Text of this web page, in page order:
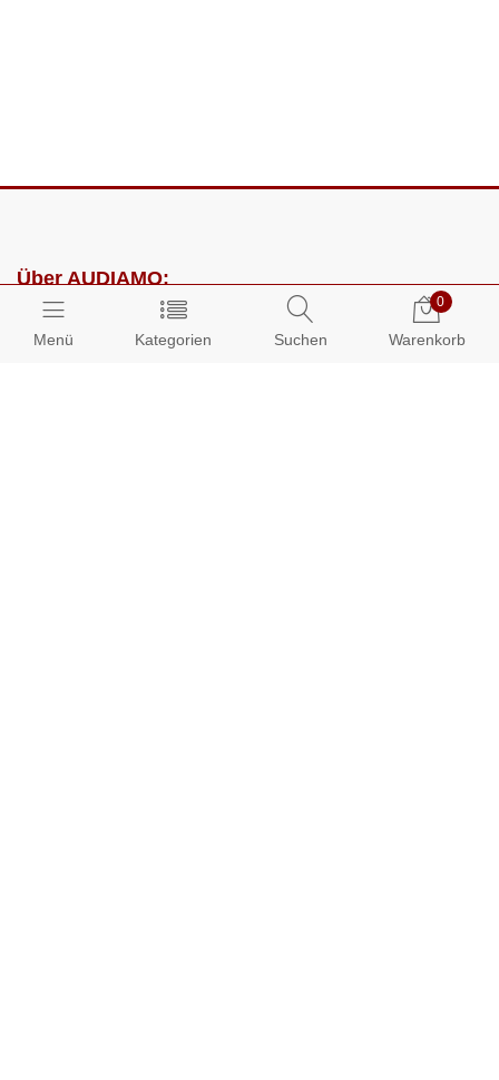
Menü Kategorien Suchen
0
Warenkorb
Über AUDIAMO:
Impressum